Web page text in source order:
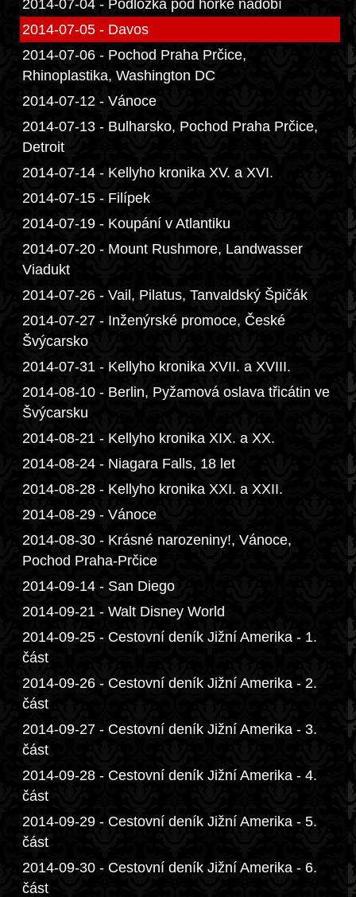
2014-07-04 - Podložka pod horké nádobí
2014-07-05 - Davos
2014-07-06 - Pochod Praha Prčice,
Rhinoplastika, Washington DC
2014-07-12 - Vánoce
2014-07-13 - Bulharsko, Pochod Praha Prčice,
Detroit
2014-07-14 - Kellyho kronika XV. a XVI.
2014-07-15 - Filípek
2014-07-19 - Koupání v Atlantiku
2014-07-20 - Mount Rushmore, Landwasser
Viadukt
2014-07-26 - Vail, Pilatus, Tanvaldský Špičák
2014-07-27 - Inženýrské promoce, České
Švýcarsko
2014-07-31 - Kellyho kronika XVII. a XVIII.
2014-08-10 - Berlin, Pyžamová oslava třicátin ve
Švýcarsku
2014-08-21 - Kellyho kronika XIX. a XX.
2014-08-24 - Niagara Falls, 18 let
2014-08-28 - Kellyho kronika XXI. a XXII.
2014-08-29 - Vánoce
2014-08-30 - Krásné narozeniny!, Vánoce,
Pochod Praha-Prčice
2014-09-14 - San Diego
2014-09-21 - Walt Disney World
2014-09-25 - Cestovní deník Jižní Amerika - 1.
část
2014-09-26 - Cestovní deník Jižní Amerika - 2.
část
2014-09-27 - Cestovní deník Jižní Amerika - 3.
část
2014-09-28 - Cestovní deník Jižní Amerika - 4.
část
2014-09-29 - Cestovní deník Jižní Amerika - 5.
část
2014-09-30 - Cestovní deník Jižní Amerika - 6.
část